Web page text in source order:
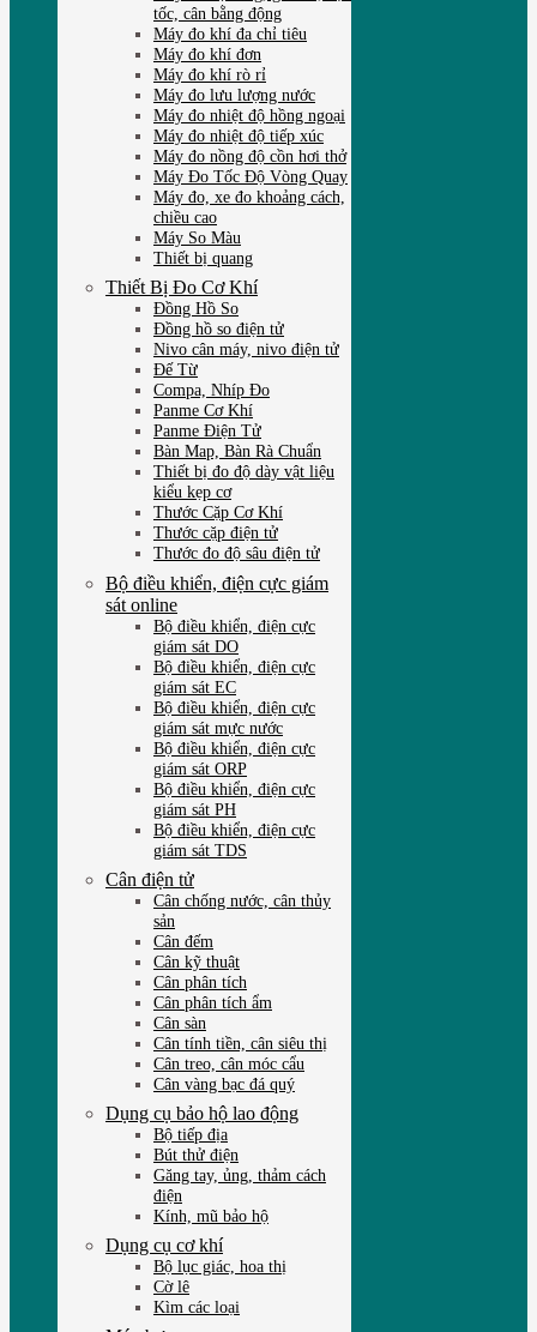
tốc, cân bằng động
Máy đo khí đa chỉ tiêu
Máy đo khí đơn
Máy đo khí rò rỉ
Máy đo lưu lượng nước
Máy đo nhiệt độ hồng ngoại
Máy đo nhiệt độ tiếp xúc
Máy đo nồng độ cồn hơi thở
Máy Đo Tốc Độ Vòng Quay
Máy đo, xe đo khoảng cách,
chiều cao
Máy So Màu
Thiết bị quang
Thiết Bị Đo Cơ Khí
Đồng Hồ So
Đồng hồ so điện tử
Nivo cân máy, nivo điện tử
Đế Từ
Compa, Nhíp Đo
Panme Cơ Khí
Panme Điện Tử
Bàn Map, Bàn Rà Chuẩn
Thiết bị đo độ dày vật liệu
kiểu kẹp cơ
Thước Cặp Cơ Khí
Thước cặp điện tử
Thước đo độ sâu điện tử
Bộ điều khiển, điện cực giám
sát online
Bộ điều khiển, điện cực
giám sát DO
Bộ điều khiển, điện cực
giám sát EC
Bộ điều khiển, điện cực
giám sát mực nước
Bộ điều khiển, điện cực
giám sát ORP
Bộ điều khiển, điện cực
giám sát PH
Bộ điều khiển, điện cực
giám sát TDS
Cân điện tử
Cân chống nước, cân thủy
sản
Cân đếm
Cân kỹ thuật
Cân phân tích
Cân phân tích ẩm
Cân sàn
Cân tính tiền, cân siêu thị
Cân treo, cân móc cẩu
Cân vàng bạc đá quý
Dụng cụ bảo hộ lao động
Bộ tiếp địa
Bút thử điện
Găng tay, ủng, thảm cách
điện
Kính, mũ bảo hộ
Dụng cụ cơ khí
Bộ lục giác, hoa thị
Cờ lê
Kìm các loại